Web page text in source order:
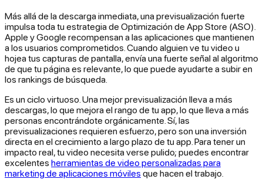
Más allá de la descarga inmediata, una previsualización fuerte
impulsa toda tu estrategia de Optimización de App Store (ASO).
Apple y Google recompensan a las aplicaciones que mantienen
a los usuarios comprometidos. Cuando alguien ve tu video u
hojea tus capturas de pantalla, envía una fuerte señal al algoritmo
de que tu página es relevante, lo que puede ayudarte a subir en
los rankings de búsqueda.
Es un ciclo virtuoso. Una mejor previsualización lleva a más
descargas, lo que mejora el rango de tu app, lo que lleva a más
personas encontrándote orgánicamente. Sí, las
previsualizaciones requieren esfuerzo, pero son una inversión
directa en el crecimiento a largo plazo de tu app. Para tener un
impacto real, tu video necesita verse pulido; puedes encontrar
excelentes herramientas de video personalizadas para
marketing de aplicaciones móviles que hacen el trabajo.